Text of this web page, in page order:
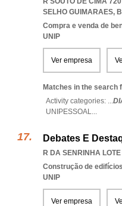
SELHO GUIMARAES,
Compra e venda de
UNIP
Ver empresa
Matches in the search
Activity categories: ...
UNIPESSOAL...
Debates E
R DA SENRINHA
Construção de
UNIP
Ver empresa